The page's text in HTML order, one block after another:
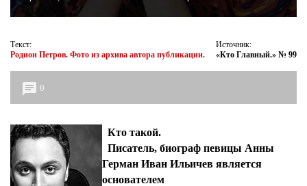
Текст:
Родион Петров. Фото из архива автора публикации.
Источник:
«Кто Главный.» № 99
0
Кто такой.
Писатель, биограф певицы Анны
Герман Иван Ильичев является
основателем